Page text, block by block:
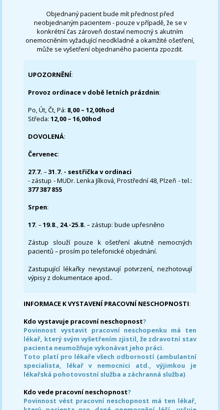
Objednaný pacient bude mít přednost před
neobjednaným pacientem - pouze v případě, že se v
konkrétní čas zároveň dostaví nemocný s akutním
onemocněním vyžadující neodkladné a okamžité ošetření,
může se vyšetření objednaného pacienta zpozdit.
UPOZORNĚNÍ:
Provoz ordinace v době letních prázdnin:
Po, Út, Čt, Pá: 8,00 – 12,00hod
Středa:12,00 – 16,00hod
DOVOLENÁ:
Červenec:
27.7.–31.7. - sestřička v ordinaci
- zástup - MUDr. Lenka Jílková, Prostřední 48, Plzeň - tel.:
377 387 855
Srpen:
17. –19.8., 24.-25.8. – zástup: bude upřesněno
Zástup slouží pouze k ošetření akutně nemocných
pacientů – prosím po telefonické objednání.
Zastupující lékařky nevystavují potvrzení, nezhotovují
výpisy z dokumentace apod..
INFORMACE K VYSTAVENÍ PRACOVNÍ NESCHOPNOSTI:
Kdo vystavuje pracovní neschopnost?
Povinnost vystavit pracovní neschopenku má ten
lékař, který svým vyšetřením zjistil, že zdravotní stav
pacienta neumožňuje vykonávat jeho práci.
Toto platí pro lékaře všech odborností (ambulantní
specialista, lékař v nemocnici atd., výjimkou je
lékařská pohotovostní služba a záchranná služba)
Kdo vede pracovní neschopnost?
Povinnost vést pracovní neschopnost má ten lékař,